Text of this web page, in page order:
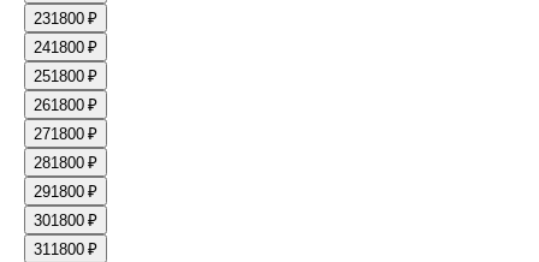
231800 ₽
241800 ₽
251800 ₽
261800 ₽
271800 ₽
281800 ₽
291800 ₽
301800 ₽
311800 ₽